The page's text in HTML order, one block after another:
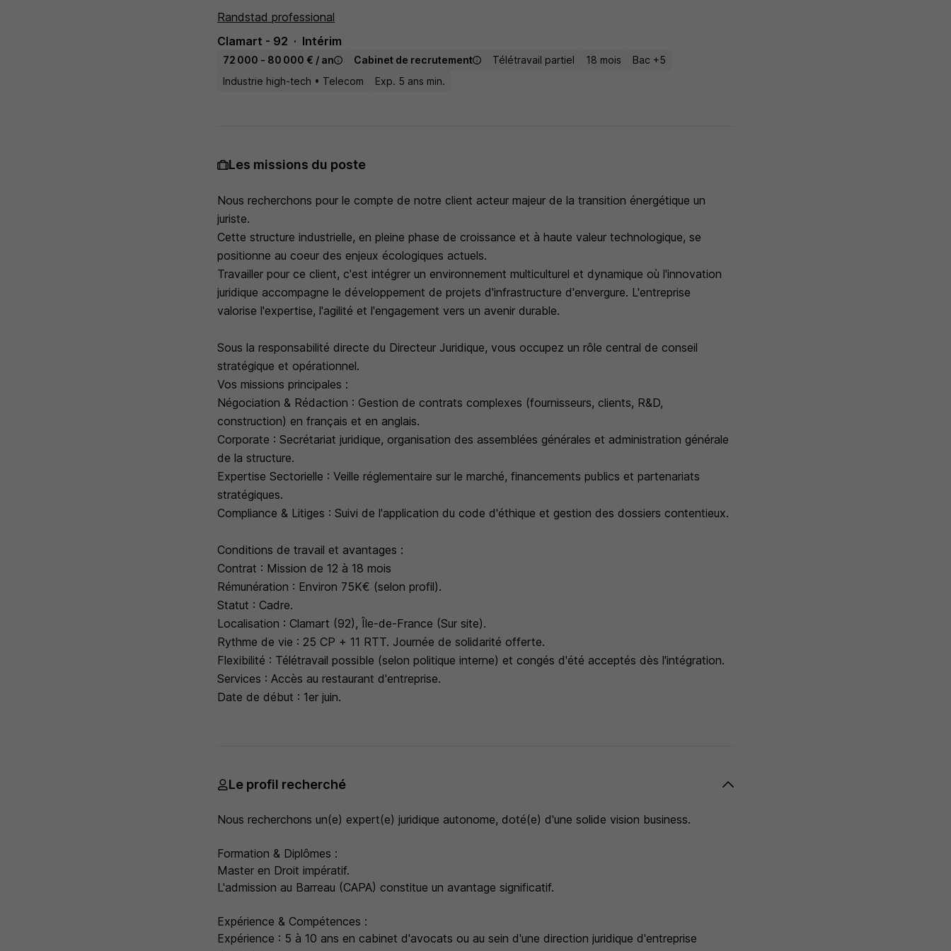
Randstad professional
Clamart - 92
Intérim
72 000 - 80 000 € / an Cabinet de recrutement Télétravail partiel 18 mois
Bac +5
Industrie high-tech • Telecom
Exp. 5 ans min.
Les missions du poste
Nous recherchons pour le compte de notre client acteur majeur de la transition énergétique un
juriste.
Cette structure industrielle, en pleine phase de croissance et à haute valeur technologique, se
positionne au coeur des enjeux écologiques actuels.
Travailler pour ce client, c'est intégrer un environnement multiculturel et dynamique où l'innovation
juridique accompagne le développement de projets d'infrastructure d'envergure. L'entreprise
valorise l'expertise, l'agilité et l'engagement vers un avenir durable.
Sous la responsabilité directe du Directeur Juridique, vous occupez un rôle central de conseil
stratégique et opérationnel.
Vos missions principales :
Négociation & Rédaction : Gestion de contrats complexes (fournisseurs, clients, R&D,
construction) en français et en anglais.
Corporate : Secrétariat juridique, organisation des assemblées générales et administration générale
de la structure.
Expertise Sectorielle : Veille réglementaire sur le marché, financements publics et partenariats
stratégiques.
Compliance & Litiges : Suivi de l'application du code d'éthique et gestion des dossiers contentieux.
Conditions de travail et avantages :
Contrat : Mission de 12 à 18 mois
Rémunération : Environ 75K€ (selon profil).
Statut : Cadre.
Localisation : Clamart (92), Île-de-France (Sur site).
Rythme de vie : 25 CP + 11 RTT. Journée de solidarité offerte.
Flexibilité : Télétravail possible (selon politique interne) et congés d'été acceptés dès l'intégration.
Services : Accès au restaurant d'entreprise.
Date de début : 1er juin.
Le profil recherché
Nous recherchons un(e) expert(e) juridique autonome, doté(e) d'une solide vision business.
Formation & Diplômes :
Master en Droit impératif.
L'admission au Barreau (CAPA) constitue un avantage significatif.
Expérience & Compétences :
Expérience : 5 à 10 ans en cabinet d'avocats ou au sein d'une direction juridique d'entreprise